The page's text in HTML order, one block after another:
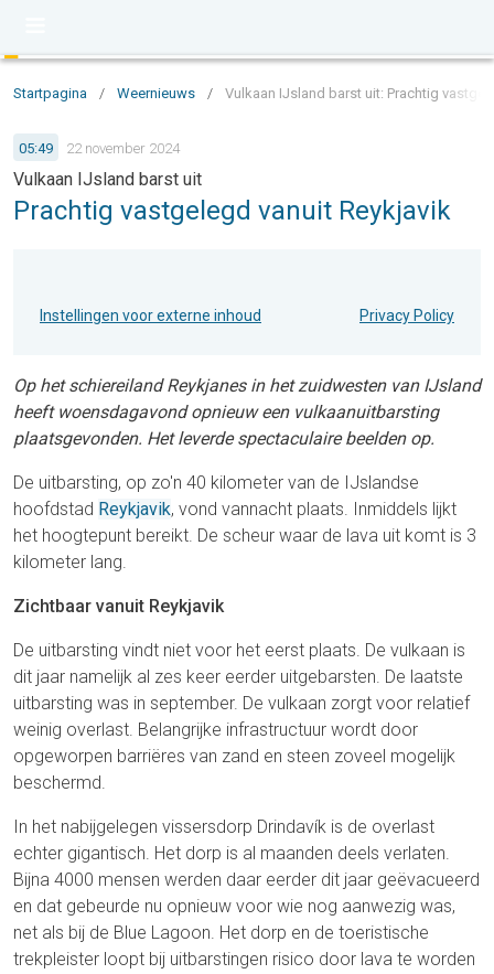
Startpagina / Weernieuws / Vulkaan IJsland barst uit: Prachtig
05:49 22 november 2024
Vulkaan IJsland barst uit
Prachtig vastgelegd vanuit Reykjavik
Instellingen voor externe inhoud Privacy Policy
Op het schiereiland Reykjanes in het zuidwesten van IJsland
heeft woensdagavond opnieuw een vulkaanuitbarsting
plaatsgevonden. Het leverde spectaculaire beelden op.
De uitbarsting, op zo'n 40 kilometer van de IJslandse
hoofdstad Reykjavik, vond vannacht plaats. Inmiddels lijkt
het hoogtepunt bereikt. De scheur waar de lava uit komt is 3
kilometer lang.
Zichtbaar vanuit Reykjavik
De uitbarsting vindt niet voor het eerst plaats. De vulkaan is
dit jaar namelijk al zes keer eerder uitgebarsten. De laatste
uitbarsting was in september. De vulkaan zorgt voor relatief
weinig overlast. Belangrijke infrastructuur wordt door
opgeworpen barriëres van zand en steen zoveel mogelijk
beschermd.
In het nabijgelegen vissersdorp Drindavík is de overlast
echter gigantisch. Het dorp is al maanden deels verlaten.
Bijna 4000 mensen werden daar eerder dit jaar geëvacueerd
en dat gebeurde nu opnieuw voor wie nog aanwezig was,
net als bij de Blue Lagoon. Het dorp en de toeristische
trekpleister loopt bij uitbarstingen risico door lava te worden